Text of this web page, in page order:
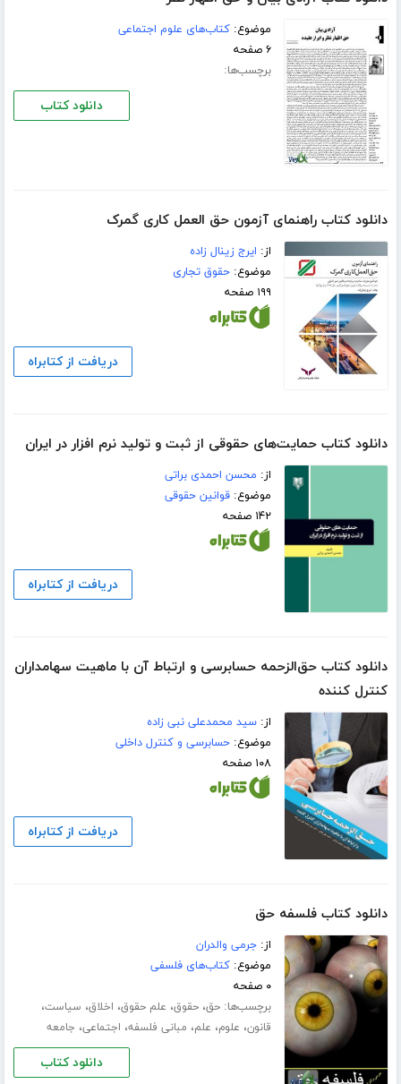
موضوع:کتاب‌های علوم اجتماعی
۶ صفحه
برچسب‌ها:
دانلود کتاب
دانلود کتاب راهنمای آزمون حق العمل کاری گمرک
از: ایرج زینال زاده
موضوع:حقوق تجاری
۱۹۹ صفحه
دریافت از کتابراه
دانلود کتاب حمایت‌های حقوقی از ثبت و تولید نرم‌ افزار در ایران
از: محسن احمدی براتی
موضوع:قوانین حقوقی
۱۴۲ صفحه
دریافت از کتابراه
دانلود کتاب حق‌الزحمه حسابرسی و ارتباط آن با ماهیت سهامداران
کنترل کننده
از:سید محمدعلی نبی زاده
موضوع:حسابرسی و کنترل داخلی
۱۰۸ صفحه
دریافت از کتابراه
دانلود کتاب فلسفه حق
از:جرمی والدران
موضوع:کتاب‌های فلسفی
۰ صفحه
برچسب‌ها:حق،حقوق، علم حقوق، اخلاق، سیاست،
قانون، علوم، علم، مبانی فلسفه، اجتماعی، جامعه
دانلود کتاب